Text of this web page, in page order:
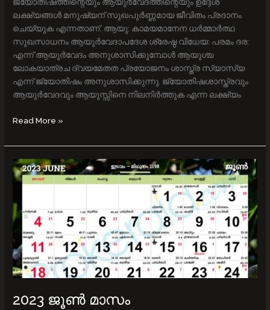
ലക്ഷ്യങ്ങള്‍ മനുഷ്യന് സുഖപുര്‍ണ്ണമായ ജീവിതം പ്രദാനം
ചെയ്യുക എന്നതാണ്. ആയു: കാമയമാനേന ധര്‍മ്മാര്‍ത്ഥ
സുഖസാധനം ആയുര്‍വേദാപദേശ ശ്രേഷ്ഠ വിധേയ: പരമം ദര:
എന്ന് ആയുര്‍വേദം അനുശാസിക്കുമ്പോള്‍ ആയുശ്ച
ലോകയാത്രച ദ്വയമേതത പ്രയോജനം ശാസ്ത്ര സ്യാസ്യ
എന്ന് ജ്യോതിഷം അനുശാസിക്കുന്നു. ജ്യോതിഷശാസ്ത്രവും
ആയുര്‍വേദവും ആയുസ്സിനെ നിലനിര്‍ത്തുക എന്ന ലക്ഷ്യം
Read More »
2023 ജൂൺ മാസം
2023
ജൂൺ